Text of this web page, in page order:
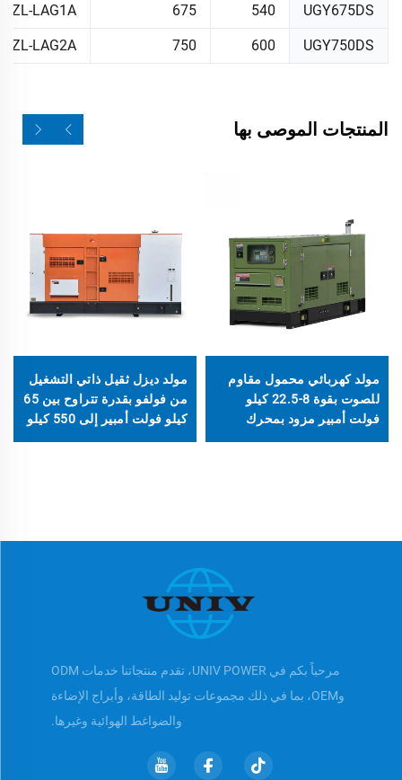
UGY675DS
540
675
LAG1A
UGY750DS
600
750
LAG2A
المنتجات الموصى بها
مولد كهربائي محمول مقاوم
للصوت بقوة 8-22.5 كيلو
فولت أمبير مزود بمحرك
مولد ديزل ثقيل ذاتي التشغيل
من فولفو بقدرة تتراوح بين 65
كيلو فولت أمبير إلى 550 كيلو
مرحباً بكم في UNIV POWER، تقدم منتجاتنا خدمات ODM
وOEM، بما في ذلك مجموعات توليد الطاقة، وأبراج الإضاءة
والضواغط الهوائية وغيرها.